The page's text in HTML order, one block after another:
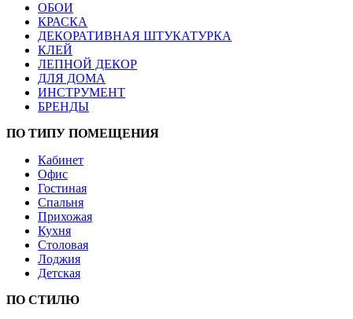
ОБОИ
КРАСКА
ДЕКОРАТИВНАЯ ШТУКАТУРКА
КЛЕЙ
ЛЕПНОЙ ДЕКОР
ДЛЯ ДОМА
ИНСТРУМЕНТ
БРЕНДЫ
ПО ТИПУ ПОМЕЩЕНИЯ
Кабинет
Офис
Гостиная
Спальня
Прихожая
Кухня
Столовая
Лоджия
Детская
ПО СТИЛЮ